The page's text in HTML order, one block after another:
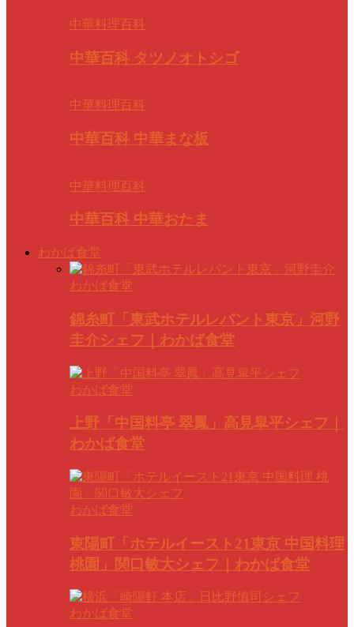
中華料理百科
中華百科 タツノオトシゴ
中華料理百科
中華百科 中華まな板
中華料理百科
中華百科 中華おたま
わかば食堂
わかば食堂
錦糸町「東武ホテルレバント東京」河野
圭介シェフ｜わかば食堂
わかば食堂
上野「中国料亭 翠鳳」高見皐平シェフ｜
わかば食堂
わかば食堂
東陽町「ホテルイースト21東京 中国料理
桃園」関口敏大シェフ｜わかば食堂
わかば食堂